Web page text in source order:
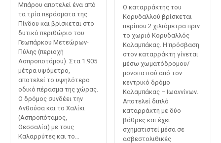
Μπάρου αποτελεί ένα από
τα τρία περάσματα της
Πίνδου και βρίσκεται στο
δυτικό περιθώριο του
Γεωπάρκου Μετεώρων-
Πύλης (περιοχή
Ασπροποτάμου). Στα 1.905
μέτρα υψόμετρο,
αποτελεί το υψηλότερο
οδικό πέρασμα της χώρας.
Ο δρόμος συνδέει την
Ανθούσα και το Χαλίκι
(Ασπροπόταμος,
Θεσσαλία) με τους
Καλαρρύτες και το…
Ο καταρράκτης του
Κορυδαλλού βρίσκεται
περίπου 2 χιλιόμετρα πριν
το χωριό Κορυδαλλός
Καλαμπάκας. Η πρόσβαση
στον καταρράκτη γίνεται
μέσω χωματόδρομου/
μονοπατιού από τον
κεντρικό δρόμο
Καλαμπάκας – Ιωαννίνων.
Αποτελεί διπλό
καταρράκτη με δύο
βάθρες και έχει
σχηματιστεί μέσα σε
ασβεστολιθικές